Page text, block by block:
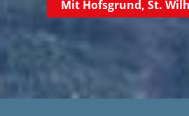
Mit Hofsgrund, St.